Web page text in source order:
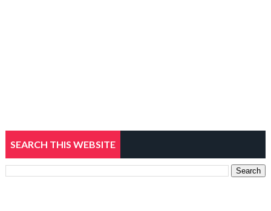
SEARCH THIS WEBSITE